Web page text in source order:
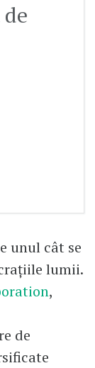
unul cât se
lumii.
,
de